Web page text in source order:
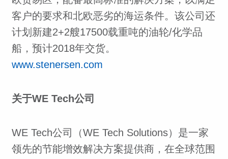
客户的要求和北欧恶劣的海运条件。该公司还
计划新建2+2艘17500载重吨的油轮/化学品
船，预计2018年交货。
www.stenersen.com
关于WE Tech公司
WE Tech公司（WE Tech Solutions）是一家
领先的节能增效解决方案提供商，在全球范围